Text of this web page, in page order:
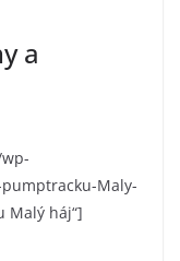
a
Maly-
Malý háj“]